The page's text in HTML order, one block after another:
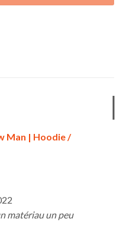
Man | Hoodie /
matériau un peu